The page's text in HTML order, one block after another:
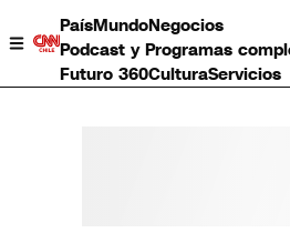
PaísMundoNegocios
Podcast y Programas
Futuro 360CulturaServicios